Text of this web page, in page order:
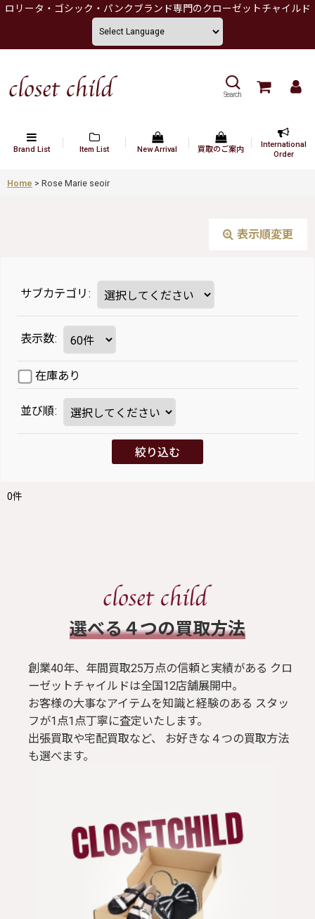
ロリータ・ゴシック・パンクブランド専門のクローゼットチャイルド
Search
Brand List Item List New Arrival 買取のご案内
International
Order
Home > Rose Marie seoir
表示順変更
サブカテゴリ :
表示数:
在庫あり
並び順:
絞り込む
0件
​選べる４つの買取方法
創業40年、年間買取25万点の信頼と実績がある クロ
ーゼットチャイルドは全国12店舗展開中。
お客様の大事なアイテムを知識と経験のある スタッ
フが1点1点丁寧に査定いたします。
出張買取や宅配買取など、 お好きな４つの買取方法
も選べます。